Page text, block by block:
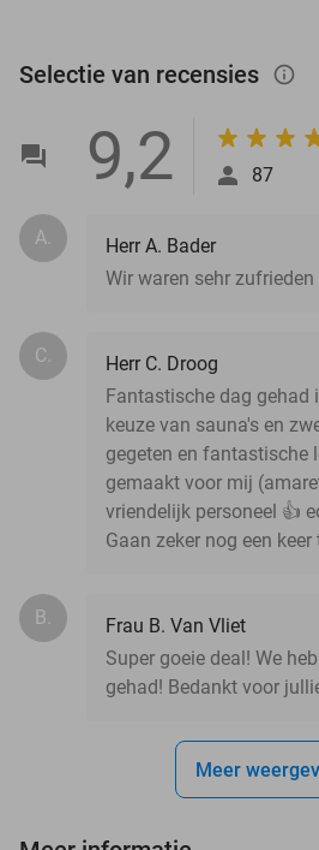
Selectie van recensies info_outlined
9,2 87
A.
Herr A. Bader
Wir waren sehr zufrieden
C.
Herr C. Droog
Fantastische dag gehad
keuze van sauna's en
gegeten en fantastische
gemaakt voor mij
vriendelijk personeel 👍
Gaan zeker nog een keer
B.
Frau B. Van Vliet
Super goeie deal! We
gehad! Bedankt voor
Meer